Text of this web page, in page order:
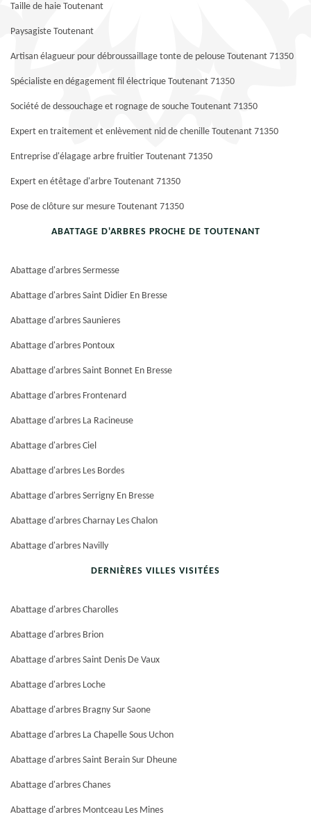
Taille de haie Toutenant
Paysagiste Toutenant
Artisan élagueur pour débroussaillage tonte de pelouse Toutenant 71350
Spécialiste en dégagement fil électrique Toutenant 71350
Société de dessouchage et rognage de souche Toutenant 71350
Expert en traitement et enlèvement nid de chenille Toutenant 71350
Entreprise d'élagage arbre fruitier Toutenant 71350
Expert en étêtage d'arbre Toutenant 71350
Pose de clôture sur mesure Toutenant 71350
ABATTAGE D'ARBRES PROCHE DE TOUTENANT
Abattage d'arbres Sermesse
Abattage d'arbres Saint Didier En Bresse
Abattage d'arbres Saunieres
Abattage d'arbres Pontoux
Abattage d'arbres Saint Bonnet En Bresse
Abattage d'arbres Frontenard
Abattage d'arbres La Racineuse
Abattage d'arbres Ciel
Abattage d'arbres Les Bordes
Abattage d'arbres Serrigny En Bresse
Abattage d'arbres Charnay Les Chalon
Abattage d'arbres Navilly
DERNIÈRES VILLES VISITÉES
Abattage d'arbres Charolles
Abattage d'arbres Brion
Abattage d'arbres Saint Denis De Vaux
Abattage d'arbres Loche
Abattage d'arbres Bragny Sur Saone
Abattage d'arbres La Chapelle Sous Uchon
Abattage d'arbres Saint Berain Sur Dheune
Abattage d'arbres Chanes
Abattage d'arbres Montceau Les Mines